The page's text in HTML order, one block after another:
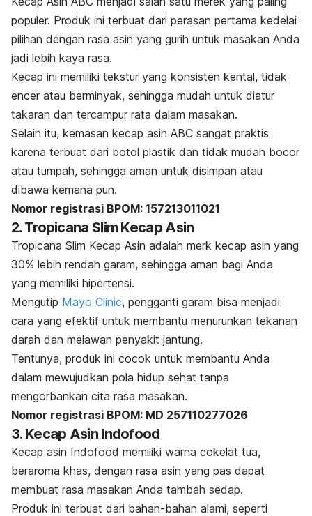
populer. Produk ini terbuat dari perasan pertama kedelai
pilihan dengan rasa asin yang gurih untuk masakan Anda
jadi lebih kaya rasa.
Kecap ini memiliki tekstur yang konsisten kental, tidak
encer atau berminyak, sehingga mudah untuk diatur
takaran dan tercampur rata dalam masakan.
Selain itu, kemasan kecap asin ABC sangat praktis
karena terbuat dari botol plastik dan tidak mudah bocor
atau tumpah, sehingga aman untuk disimpan atau
dibawa kemana pun.
Nomor registrasi BPOM: 157213011021
2. Tropicana Slim Kecap Asin
Tropicana Slim Kecap Asin adalah merk kecap asin yang
30% lebih rendah garam, sehingga aman bagi Anda
yang memiliki hipertensi.
Mengutip Mayo Clinic, pengganti garam bisa menjadi
cara yang efektif untuk membantu menurunkan tekanan
darah dan melawan penyakit jantung.
Tentunya, produk ini cocok untuk membantu Anda
dalam mewujudkan pola hidup sehat tanpa
mengorbankan cita rasa masakan.
Nomor registrasi BPOM: MD 257110277026
3. Kecap Asin Indofood
Kecap asin Indofood memiliki warna cokelat tua,
beraroma khas, dengan rasa asin yang pas dapat
membuat rasa masakan Anda tambah sedap.
Produk ini terbuat dari bahan-bahan alami, seperti